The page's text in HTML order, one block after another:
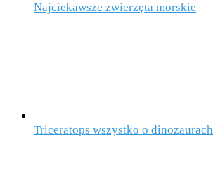
Najciekawsze zwierzęta morskie
Triceratops wszystko o dinozaurach